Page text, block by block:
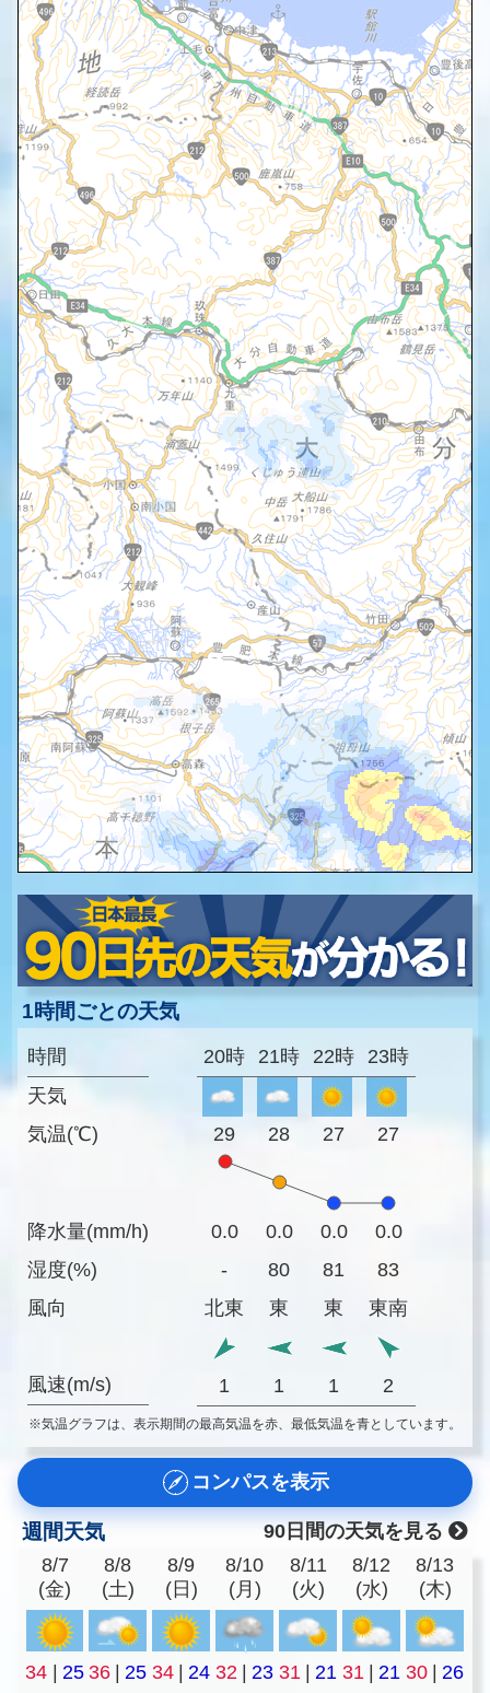
1時間ごとの天気
時間
天気
気温(℃)
降水量(mm/h)
湿度(%)
風向
風速(m/s)
20時 21時 22時 23時
29 28 27 27
0.0 0.0 0.0
0.0
-
80 81
83
北東
東 東 東南
1 1 1 2
※気温グラフは、表示期間の最高気温を赤、最低気温を青としています。
コンパスを表示
週間天気
90日間の天気を見る
8/7
(金)
8/8
(土)
8/9
(日)
8/10
(月)
8/11
(火)
8/12
(水)
8/13
(木)
34 25 36 25 34 24 32 23 31 21 31 21 30
26